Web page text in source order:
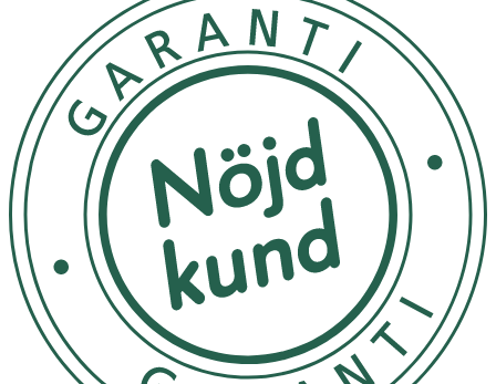
- Spraya på fuktigt hår och kamma igenom före styling.
- Alternativt spraya i handen först och fördela sedan i
håret, sektion för sektion.
- Fungerar även i torrt hår om så önskat.
Inneh
Aqua, Cetearyl Alcohol, Neopentyl Glycol Diheptanoate,
Parfum, Butyrospermum Parkii Butter, Sodium Methoxy
PEG-16 Maleate/Styrene Sulfonate Copolymer,
Hydrolyzed Wheat Starch, Hydrolyzed Wheat Protein,
Isododecane, Behentrimonium Chloride, Potassium
Sorbate, Phenoxyethanol, Ethylhexylglycerin, Geraniol.